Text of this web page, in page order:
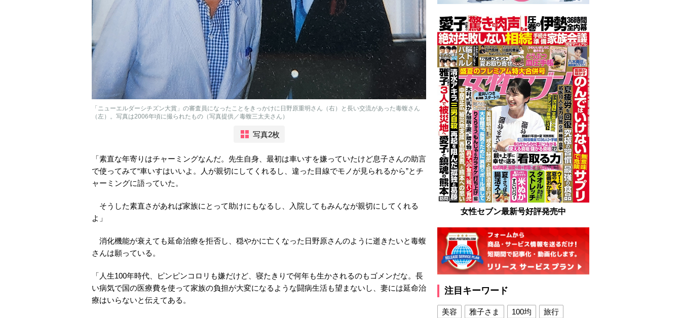
「ニューエルダーシチズン大賞」の審査員になったことをきっかけに日野原重明さん（右）と長い交流があった毒蝮さん
（左）。写真は2006年頃に撮られたもの（写真提供／毒蝮三太夫さん）
写真2枚
「素直な年寄りはチャーミングなんだ。先生自身、最初は車いすを嫌っていたけど息子さんの助言
で使ってみて“車いすはいいよ。人が親切にしてくれるし、違った目線でモノが見られるから”とチ
ャーミングに語っていた。
そうした素直さがあれば家族にとって助けにもなるし、入院してもみんなが親切にしてくれる
よ」
消化機能が衰えても延命治療を拒否し、穏やかに亡くなった日野原さんのように逝きたいと毒蝮
さんは願っている。
「人生100年時代、ピンピンコロリも嫌だけど、寝たきりで何年も生かされるのもゴメンだな。長
い病気で国の医療費を使って家族の負担が大変になるような闘病生活も望まないし、妻には延命治
療はいらないと伝えてある。
女性セブン最新号好評発売中
注目キーワード
美容 雅子さま 100均
旅行